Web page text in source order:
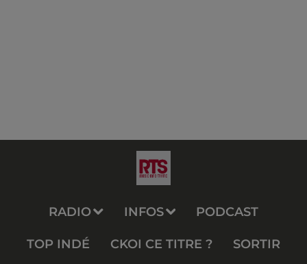
RADIO INFOS PODCAST
TOP INDÉ CKOI CE TITRE ? SORTIR